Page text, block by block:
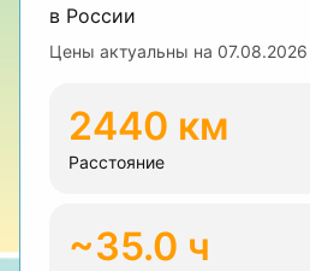
в России
Цены актуальны на 07.08.2026
2440 км
Расстояние
~35.0 ч